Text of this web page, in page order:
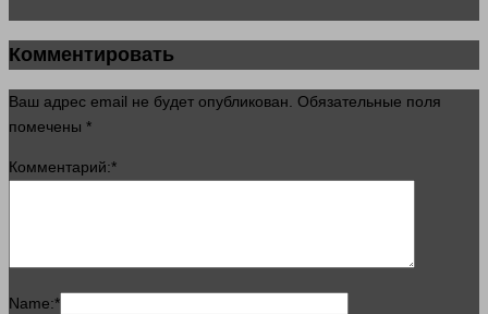
Комментировать
Ваш адрес email не будет опубликован. Обязательные поля
помечены *
Комментарий:*
Name:*